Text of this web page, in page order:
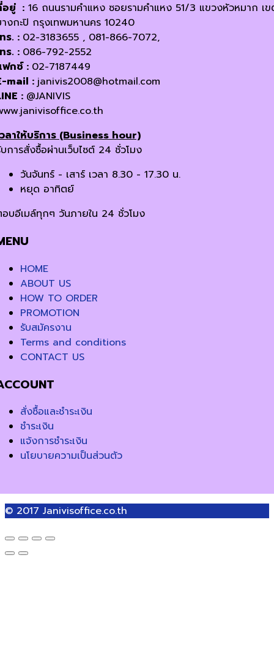
อยู่ : 16 ถนนรามคำแหง ซอยรามคำแหง 51/3 แขวงหัวหมาก เ
งกะปิ กรุงเทพมหานคร 10240
ร. : 02-3183655 , 081-866-7072,
ร. : 086-792-2552
กซ์ : 02-7187449
mail : janivis2008@hotmail.com
: @JANIVIS
ลาให้บริการ (Business hour)
การสั่งซื้อผ่านเว็บไซต์ 24 ชั่วโมง
วันจันทร์ - เสาร์ เวลา 8.30 - 17.30 น.
หยุด อาทิตย์
บอีเมล์ทุกๆ วันภายใน 24 ชั่วโมง
HOME
ABOUT US
HOW TO ORDER
PROMOTION
รับสมัครงาน
Terms and conditions
CONTACT US
สั่งซื้อและชำระเงิน
ชำระเงิน
แจ้งการชำระเงิน
นโยบายความเป็นส่วนตัว
© 2017 Janivisoffice.co.th